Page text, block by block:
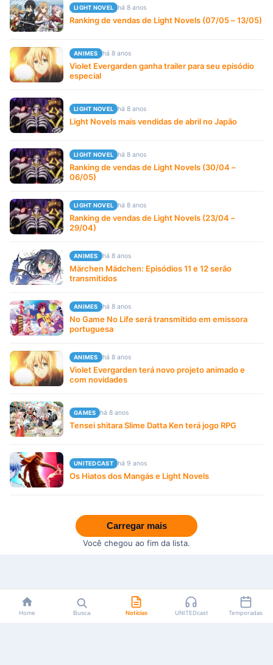
LIGHT NOVEL há 8 anos
Ranking de vendas de Light Novels (07/05 – 13/05)
ANIMES há 8 anos
Violet Evergarden ganha trailer para seu episódio
especial
LIGHT NOVEL há 8 anos
Light Novels mais vendidas de abril no Japão
LIGHT NOVEL há 8 anos
Ranking de vendas de Light Novels (30/04 –
06/05)
LIGHT NOVEL há 8 anos
Ranking de vendas de Light Novels (23/04 –
29/04)
ANIMES há 8 anos
Märchen Mädchen: Episódios 11 e 12 serão
transmitidos
ANIMES há 8 anos
No Game No Life será transmitido em emissora
portuguesa
ANIMES há 8 anos
Violet Evergarden terá novo projeto animado e
com novidades
GAMES há 8 anos
Tensei shitara Slime Datta Ken terá jogo RPG
UNITEDCAST há 9 anos
Os Hiatos dos Mangás e Light Novels
Carregar mais
Você chegou ao fim da lista.
Home Busca Notícias UNITEDcast Temporadas